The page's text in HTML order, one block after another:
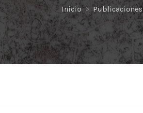
Inicio > Publicaciones